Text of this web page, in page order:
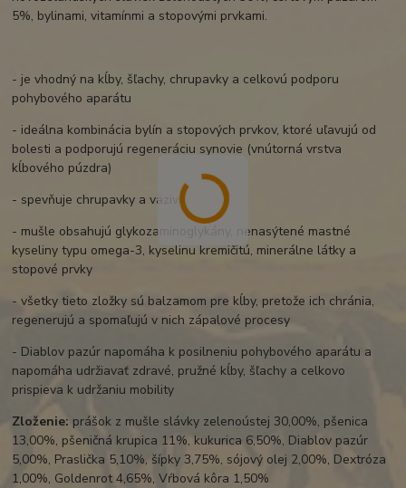
5%, bylinami, vitamínmi a stopovými prvkami.
- je vhodný na kĺby, šľachy, chrupavky a celkovú podporu
pohybového aparátu
- ideálna kombinácia bylín a stopových prvkov, ktoré uľavujú od
bolesti a podporujú regeneráciu synovie (vnútorná vrstva
kĺbového púzdra)
- spevňuje chrupavky a väzivá
- mušle obsahujú glykozaminoglykány, nenasýtené mastné
kyseliny typu omega-3, kyselinu kremičitú, minerálne látky a
stopové prvky
- všetky tieto zložky sú balzamom pre kĺby, pretože ich chránia,
regenerujú a spomaľujú v nich zápalové procesy
- Diablov pazúr napomáha k posilneniu pohybového aparátu a
napomáha udržiavať zdravé, pružné kĺby, šľachy a celkovo
prispieva k udržaniu mobility
Zloženie: prášok z mušle slávky zelenoústej 30,00%, pšenica
13,00%, pšeničná krupica 11%, kukurica 6,50%, Diablov pazúr
5,00%, Praslička 5,10%, šípky 3,75%, sójový olej 2,00%, Dextróza
1,00%, Goldenrot 4,65%, Vŕbová kôra 1,50%